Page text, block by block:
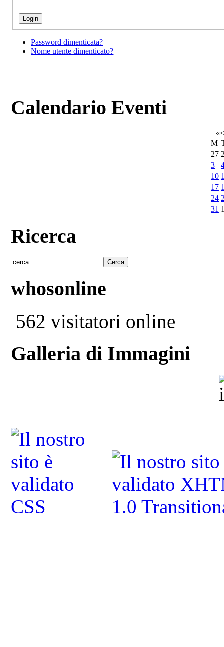
Password dimenticata?
Nome utente dimenticato?
Calendario Eventi
«<
M
27
3
10
17
24
31
Ricerca
whosonline
562 visitatori online
Galleria di Immagini